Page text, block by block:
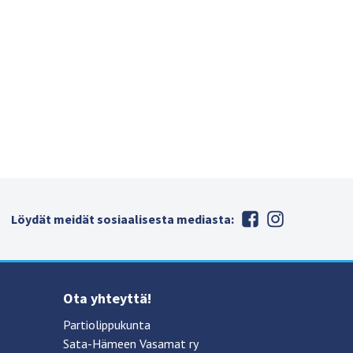
Löydät meidät sosiaalisesta mediasta:
Ota yhteyttä!
Partiolippukunta
Sata-Hämeen Vasamat ry